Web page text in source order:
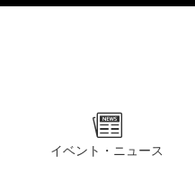
イベント・ニュース